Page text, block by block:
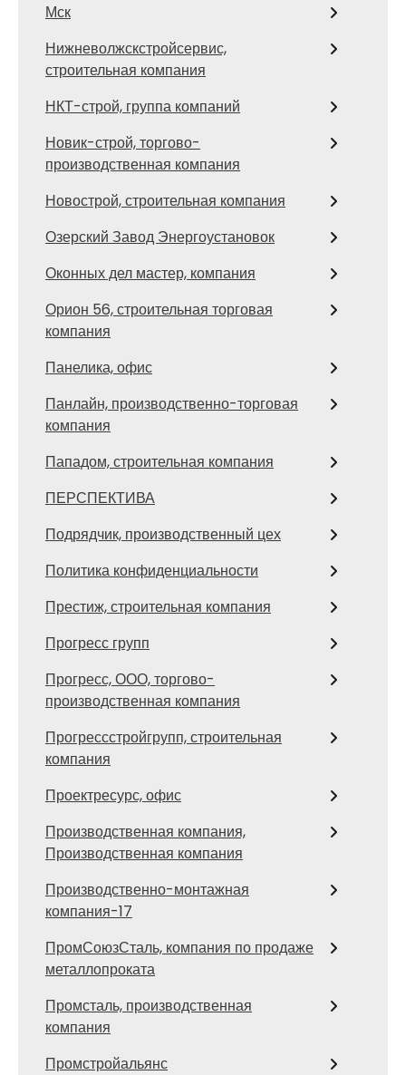
Мск
Нижневолжскстройсервис,
строительная компания
НКТ-строй, группа компаний
Новик-строй, торгово-
производственная компания
Новострой, строительная компания
Озерский Завод Энергоустановок
Оконных дел мастер, компания
Орион 56, строительная торговая
компания
Панелика, офис
Панлайн, производственно-торговая
компания
Пападом, строительная компания
ПЕРСПЕКТИВА
Подрядчик, производственный цех
Политика конфиденциальности
Престиж, строительная компания
Прогресс групп
Прогресс, ООО, торгово-
производственная компания
Прогрессстройгрупп, строительная
компания
Проектресурс, офис
Производственная компания,
Производственная компания
Производственно-монтажная
компания-17
ПромСоюзСталь, компания по продаже
металлопроката
Промсталь, производственная
компания
Промстройальянс